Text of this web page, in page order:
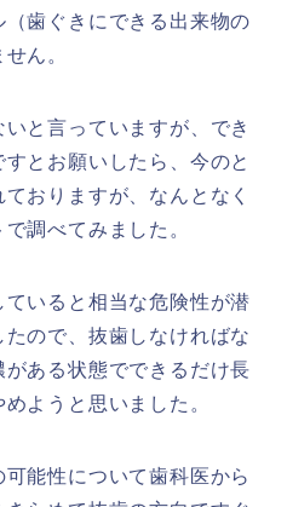
歯ぐきにできる出来物の
ん。
と言っていますが、でき
とお願いしたら、今のと
おりますが、なんとなく
調べてみました。
いると相当な危険性が潜
ので、抜歯しなければな
ある状態でできるだけ長
ようと思いました。
能性について歯科医から